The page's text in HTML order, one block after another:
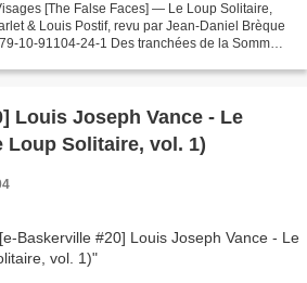
[The False Faces] — Le Loup Solitaire,
& Louis Postif, revu par Jean-Daniel Brèque
10-91104-24-1 Des tranchées de la Somme
Louis Joseph Vance - Le
Loup Solitaire, vol. 1)